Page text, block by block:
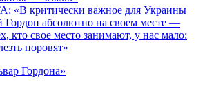
«В критически важное для Украины
Гордон абсолютно на своем месте —
кто свое место занимают, у нас мало:
норовят»
Гордона»